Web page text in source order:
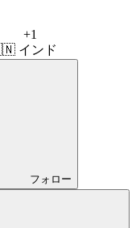
+1
インド
フォロー